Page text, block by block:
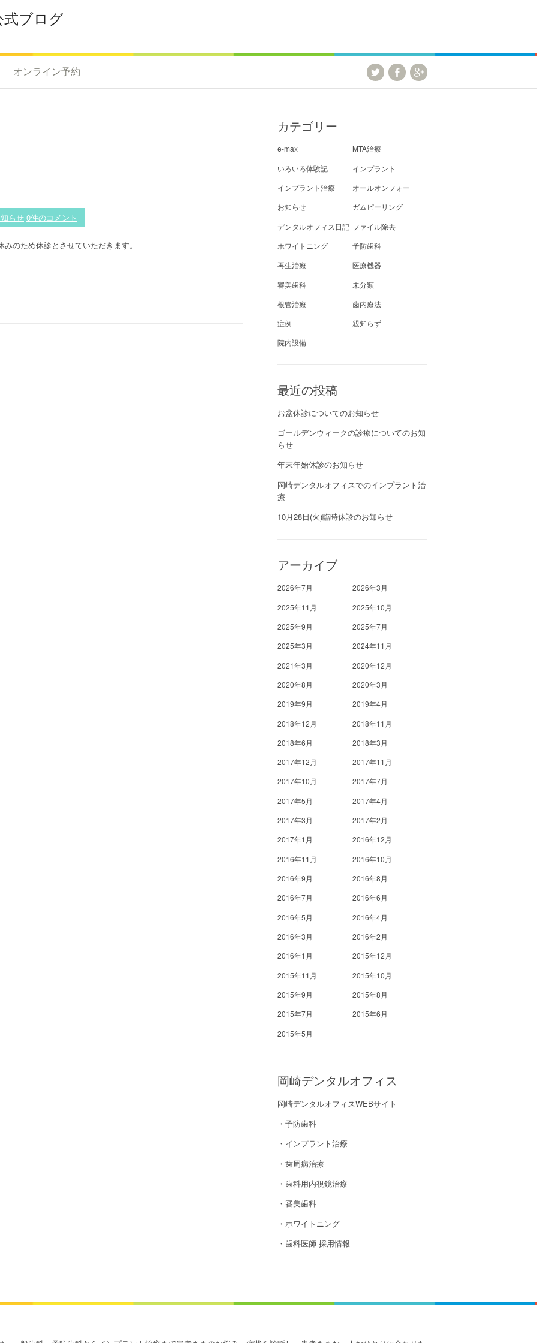
ブログ
オンライン予約
らせ 0件のコメント
みのため休診とさせていただきます。
カテゴリー
e-max
MTA治療
いろいろ体験記
インプラント
インプラント治療
オールオンフォー
お知らせ
ガムピーリング
デンタルオフィス日記 ファイル除去
ホワイトニング
予防歯科
再生治療
医療機器
審美歯科
未分類
根管治療
歯内療法
症例
親知らず
院内設備
最近の投稿
お盆休診についてのお知らせ
ゴールデンウィークの診療についてのお知
らせ
年末年始休診のお知らせ
岡崎デンタルオフィスでのインプラント治
療
10月28日(火)臨時休診のお知らせ
アーカイブ
2026年7月
2026年3月
2025年11月
2025年10月
2025年9月
2025年7月
2025年3月
2024年11月
2021年3月
2020年12月
2020年8月
2020年3月
2019年9月
2019年4月
2018年12月
2018年11月
2018年6月
2018年3月
2017年12月
2017年11月
2017年10月
2017年7月
2017年5月
2017年4月
2017年3月
2017年2月
2017年1月
2016年12月
2016年11月
2016年10月
2016年9月
2016年8月
2016年7月
2016年6月
2016年5月
2016年4月
2016年3月
2016年2月
2016年1月
2015年12月
2015年11月
2015年10月
2015年9月
2015年8月
2015年7月
2015年6月
2015年5月
岡崎デンタルオフィス
岡崎デンタルオフィスWEBサイト
・予防歯科
・インプラント治療
・歯周病治療
・歯科用内視鏡治療
・審美歯科
・ホワイトニング
・歯科医師 採用情報